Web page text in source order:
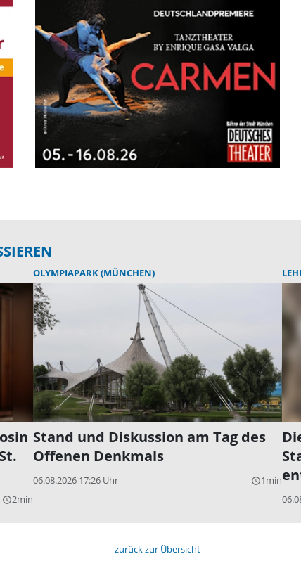
query_builder2min
OLYMPIAPARK (MÜNCHEN)
Stand und Diskussion am Tag des
Offenen Denkmals
06.08.2026 17:26 Uhr query_builder1min
zurück zur Übersicht